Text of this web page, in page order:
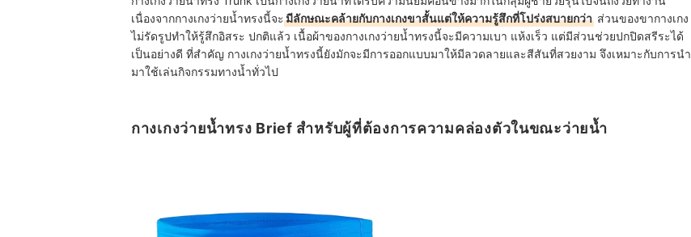
เนื่องจากกางเกงว่ายน้ำทรงนี้จะมีลักษณะคล้ายกับกางเกงขาสั้นแต่ให้ความรู้สึกที่โปร่งสบายกว่า ส่วนของขากางเกง
ไม่รัดรูปทำให้รู้สึกอิสระ ปกติแล้ว เนื้อผ้าของกางเกงว่ายน้ำทรงนี้จะมีความเบา แห้งเร็ว แต่มีส่วนช่วยปกปิดสรีระได้
เป็นอย่างดี ที่สำคัญ กางเกงว่ายน้ำทรงนี้ยังมักจะมีการออกแบบมาให้มีลวดลายและสีสันที่สวยงาม จึงเหมาะกับการนำ
มาใช้เล่นกิจกรรมทางน้ำทั่วไป
กางเกงว่ายน้ำทรง Brief สำหรับผู้ที่ต้องการความคล่องตัวในขณะว่ายน้ำ